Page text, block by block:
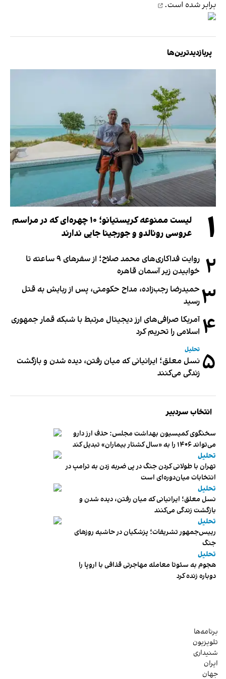
برابرشده است.
پربازدیدترین‌ها
۱
لیست ممنوعه کریستیانو؛ ۱۰ چهره‌ای که در مراسم
عروسی رونالدو و جورجینا جایی ندارند
۲
روایت فداکاری‌های محمد صلاح؛ از سفرهای ۹ ساعته تا
خوابیدن زیر آسمان قاهره
۳ حمیدرضا رجب‌زاده، مداح حکومتی، پس از ربایش به قتل
رسید
۴ آمریکا صرافی‌های ارز دیجیتال مرتبط با شبکه قمار جمهوری
اسلامی را تحریم کرد
۵ تحلیل
نسل معلق؛ ایرانیانی که میان رفتن، دیده شدن و بازگشت
زندگی می‌کنند
انتخاب سردبیر
سخنگوی کمیسیون بهداشت مجلس: حذف ارز دارو
می‌تواند ۱۴۰۶ را به «سال کشتار بیماران» تبدیل کند
تحلیل
تهران با طولانی کردن جنگ در پی ضربه زدن به ترامپ در
انتخابات میان‌دوره‌ای است
تحلیل
نسل معلق؛ ایرانیانی که میان رفتن، دیده شدن و
بازگشت زندگی می‌کنند
تحلیل
رییس‌جمهور تشریفات؛ پزشکیان در حاشیه روزهای
جنگ
تحلیل
هجوم به سئوتا معامله مهاجرتی قذافی با اروپا را
دوباره زنده کرد
برنامه‌ها
تلویزیون
شنیداری
ایران
جهان